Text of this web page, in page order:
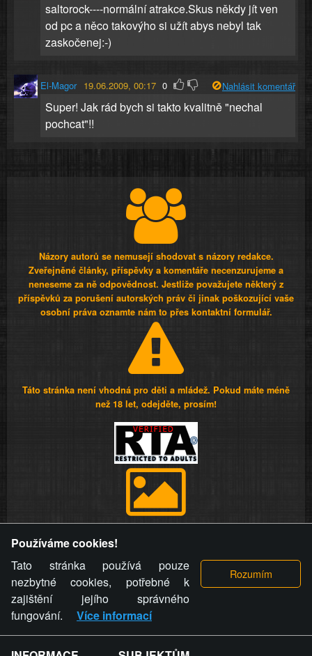
saltorock----normální atrakce.Skus někdy jít ven
od pc a něco takovýho si užít abys nebyl tak
zaskočenej:-)
El-Magor 19.06.2009, 00:17 0 Nahlásit komentář
Super! Jak rád bych si takto kvalitně "nechal
pochcat"!!
Názory autorů se nemusejí shodovat s názory redakce.
Zveřejněné články, příspěvky a komentáře necenzurujeme a
neneseme za ně odpovědnost. Jestliže považujete některý z
příspěvků za porušení autorských práv či jinak poškozující vaše
osobní práva oznamte nám to přes kontaktní formulář.
Táto stránka není vhodná pro děti a mládež. Pokud máte méně
než 18 let, odejděte, prosím!
videa a komentáře. Osoba, které se toto opatření provozovatele
stránky týče, ani osoba, která umístila fotografii nebo video na
stránku, nemůže z důvodu odstranění fotografie, videa nebo
komentáře pro výše uvedenou okolnost uplatnit vůči
provozovateli stránky žádný nárok na náhradu škody nebo
nemajetkové újmy.
Používáme cookies!
Tato stránka používá pouze
nezbytné cookies, potřebné k
zajištění jejího správného
fungování.
Více informací